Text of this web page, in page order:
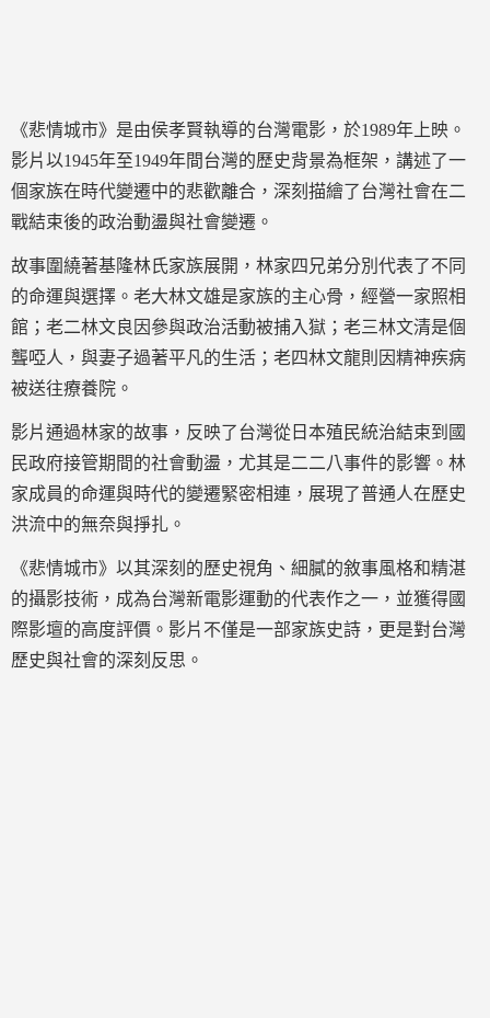
《悲情城市》是由侯孝賢執導的台灣電影，於1989年上映。
影片以1945年至1949年間台灣的歷史背景為框架，講述了一
個家族在時代變遷中的悲歡離合，深刻描繪了台灣社會在二
戰結束後的政治動盪與社會變遷。
故事圍繞著基隆林氏家族展開，林家四兄弟分別代表了不同
的命運與選擇。老大林文雄是家族的主心骨，經營一家照相
館；老二林文良因參與政治活動被捕入獄；老三林文清是個
聾啞人，與妻子過著平凡的生活；老四林文龍則因精神疾病
被送往療養院。
影片通過林家的故事，反映了台灣從日本殖民統治結束到國
民政府接管期間的社會動盪，尤其是二二八事件的影響。林
家成員的命運與時代的變遷緊密相連，展現了普通人在歷史
洪流中的無奈與掙扎。
《悲情城市》以其深刻的歷史視角、細膩的敘事風格和精湛
的攝影技術，成為台灣新電影運動的代表作之一，並獲得國
際影壇的高度評價。影片不僅是一部家族史詩，更是對台灣
歷史與社會的深刻反思。